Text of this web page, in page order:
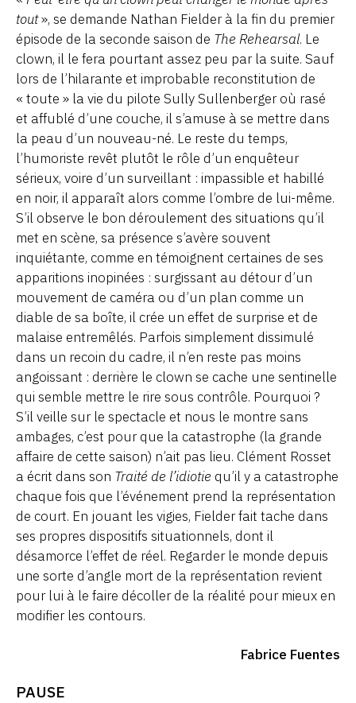
tout», se demande Nathan Fielder à la fin du premier
épisode de la seconde saison de The Rehearsal. Le
clown, il le fera pourtant assez peu par la suite. Sauf
lors de l’hilarante et improbable reconstitution de
« toute » la vie du pilote Sully Sullenberger où rasé
et affublé d’une couche, il s’amuse à se mettre dans
la peau d’un nouveau-né. Le reste du temps,
l’humoriste revêt plutôt le rôle d’un enquêteur
sérieux, voire d’un surveillant : impassible et habillé
en noir, il apparaît alors comme l’ombre de lui-même.
S’il observe le bon déroulement des situations qu’il
met en scène, sa présence s’avère souvent
inquiétante, comme en témoignent certaines de ses
apparitions inopinées : surgissant au détour d’un
mouvement de caméra ou d’un plan comme un
diable de sa boîte, il crée un effet de surprise et de
malaise entremêlés. Parfois simplement dissimulé
dans un recoin du cadre, il n’en reste pas moins
angoissant : derrière le clown se cache une sentinelle
qui semble mettre le rire sous contrôle. Pourquoi ?
S’il veille sur le spectacle et nous le montre sans
ambages, c’est pour que la catastrophe (la grande
affaire de cette saison) n’ait pas lieu. Clément Rosset
a écrit dans son Traité de l’idiotie qu’il y a catastrophe
chaque fois que l’événement prend la représentation
de court. En jouant les vigies, Fielder fait tache dans
ses propres dispositifs situationnels, dont il
désamorce l’effet de réel. Regarder le monde depuis
une sorte d’angle mort de la représentation revient
pour lui à le faire décoller de la réalité pour mieux en
modifier les contours.
Fabrice Fuentes
PAUSE